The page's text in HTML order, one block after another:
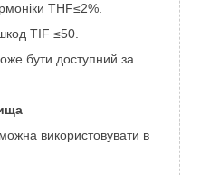
THF≤2%.
TIF ≤50.
бути доступний за
використовувати в